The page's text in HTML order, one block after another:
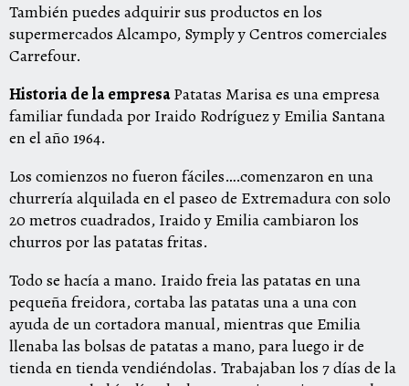
También puedes adquirir sus productos en los
supermercados Alcampo, Symply y Centros comerciales
Carrefour.
Historia de la empresaPatatas Marisa es una empresa
familiar fundada por Iraido Rodríguez y Emilia Santana
en el año 1964.
Los comienzos no fueron fáciles….comenzaron en una
churrería alquilada en el paseo de Extremadura con solo
20 metros cuadrados, Iraido y Emilia cambiaron los
churros por las patatas fritas.
Todo se hacía a mano. Iraido freia las patatas en una
pequeña freidora, cortaba las patatas una a una con
ayuda de un cortadora manual, mientras que Emilia
llenaba las bolsas de patatas a mano, para luego ir de
tienda en tienda vendiéndolas. Trabajaban los 7 días de la